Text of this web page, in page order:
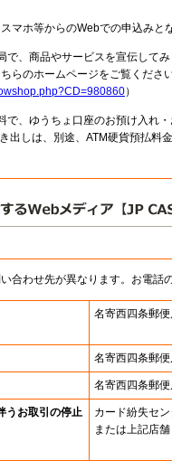
マホ等からのWebでの申込みと
で、商品やサービスを宣伝して
らのホームページをご覧くださ
）
で、ゆうちょ口座のお預け入れ
出しは、別途、ATM硬貨預払料
合わせ先が異なります。お電話
名寄西四条郵
名寄西四条郵
名寄西四条郵
うお取引の停止
カード紛失セ
または上記店舗